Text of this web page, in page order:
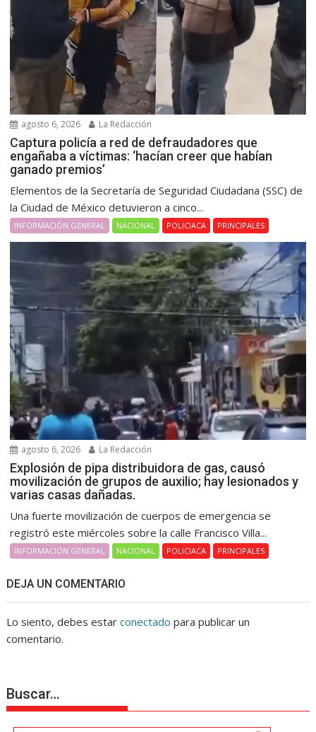
agosto 6, 2026 La Redacción
Captura policía a red de defraudadores que
engañaba a víctimas: ‘hacían creer que habían
ganado premios’
Elementos de la Secretaría de Seguridad Ciudadana (SSC) de
la Ciudad de México detuvieron a cinco...
INFORMACIÓN GENERAL NACIONAL POLICIACA PRINCIPALES
agosto 6, 2026 La Redacción
Explosión de pipa distribuidora de gas, causó
movilización de grupos de auxilio; hay lesionados y
varias casas dañadas.
Una fuerte movilización de cuerpos de emergencia se
registró este miércoles sobre la calle Francisco Villa...
INFORMACIÓN GENERAL NACIONAL POLICIACA PRINCIPALES
DEJA UN COMENTARIO
Lo siento, debes estarconectado para publicar un
comentario.
Buscar…